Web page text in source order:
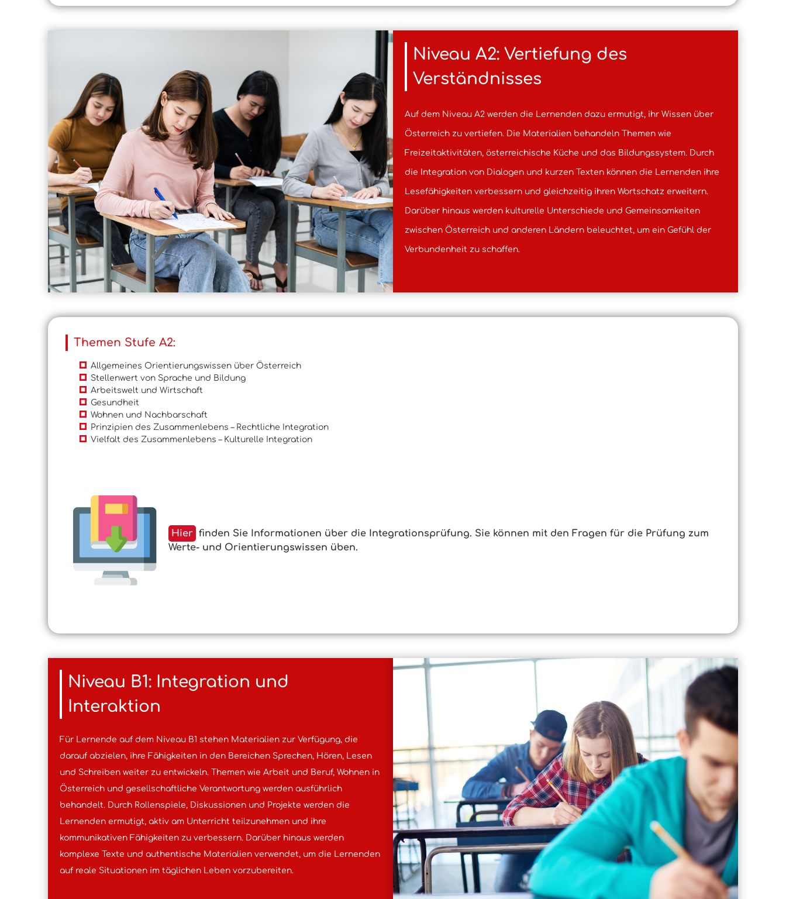
Niveau A2: Vertiefung des
Verständnisses
Auf dem Niveau A2 werden die Lernenden dazu ermutigt, ihr Wissen über
Österreich zu vertiefen. Die Materialien behandeln Themen wie
Freizeitaktivitäten, österreichische Küche und das Bildungssystem. Durch
die Integration von Dialogen und kurzen Texten können die Lernenden ihre
Lesefähigkeiten verbessern und gleichzeitig ihren Wortschatz erweitern.
Darüber hinaus werden kulturelle Unterschiede und Gemeinsamkeiten
zwischen Österreich und anderen Ländern beleuchtet, um ein Gefühl der
Verbundenheit zu schaffen.
Themen Stufe A2:
Allgemeines Orientierungswissen über Österreich
Stellenwert von Sprache und Bildung
Arbeitswelt und Wirtschaft
Gesundheit
Wohnen und Nachbarschaft
Prinzipien des Zusammenlebens – Rechtliche Integration
Vielfalt des Zusammenlebens – Kulturelle Integration
Hier finden Sie Informationen über die Integrationsprüfung. Sie können mit den Fragen für die Prüfung zum
Werte- und Orientierungswissen üben.
Niveau B1: Integration und
Interaktion
Für Lernende auf dem Niveau B1 stehen Materialien zur Verfügung, die
darauf abzielen, ihre Fähigkeiten in den Bereichen Sprechen, Hören, Lesen
und Schreiben weiter zu entwickeln. Themen wie Arbeit und Beruf, Wohnen in
Österreich und gesellschaftliche Verantwortung werden ausführlich
behandelt. Durch Rollenspiele, Diskussionen und Projekte werden die
Lernenden ermutigt, aktiv am Unterricht teilzunehmen und ihre
kommunikativen Fähigkeiten zu verbessern. Darüber hinaus werden
komplexe Texte und authentische Materialien verwendet, um die Lernenden
auf reale Situationen im täglichen Leben vorzubereiten.